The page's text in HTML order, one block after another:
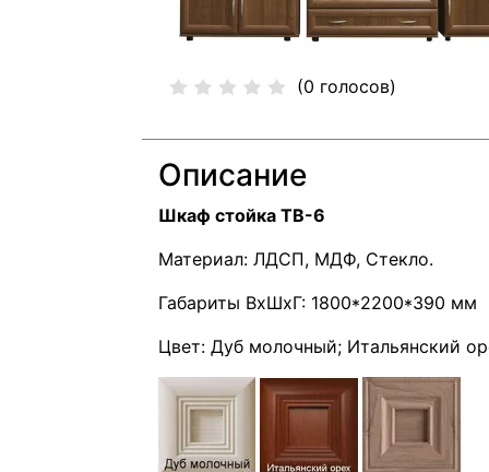
(0 голосов)
Описание
Шкаф стойка ТВ-6
Материал: ЛДСП, МДФ, Стекло.
Габариты ВхШхГ: 1800*2200*390 мм
Цвет: Дуб молочный; Итальянский